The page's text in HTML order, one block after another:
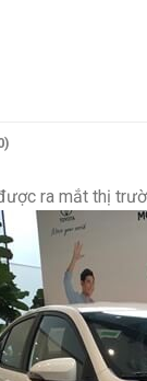
ra mắt thị